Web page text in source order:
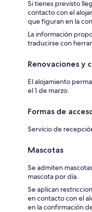
Si tienes previsto
contacto con el
que figuran en la
La información
traducirse con
Renovaciones y
El alojamiento
el 1 de marzo.
Formas de
Servicio de
Mascotas
Se admiten
mascota por día.
Se aplican
en contacto con el
en la confirmación